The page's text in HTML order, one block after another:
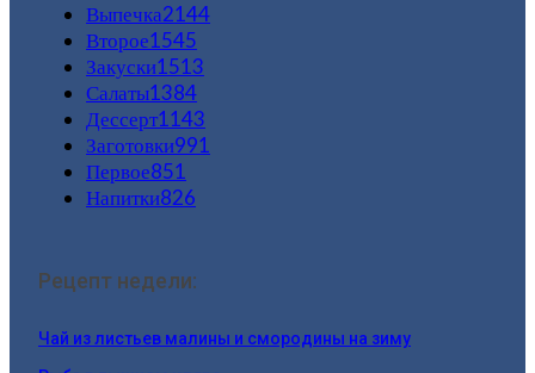
Выпечка2144
Второе1545
Закуски1513
Салаты1384
Дессерт1143
Заготовки991
Первое851
Напитки826
Рецепт недели:
Чай из листьев малины и смородины на зиму